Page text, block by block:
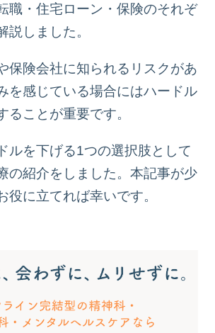
職・住宅ローン・保険のそれぞ
説しました。
保険会社に知られるリスクがあ
を感じている場合にはハードル
ることが重要です。
ルを下げる1つの選択肢として
の紹介をしました。本記事が少
役に立てれば幸いです。